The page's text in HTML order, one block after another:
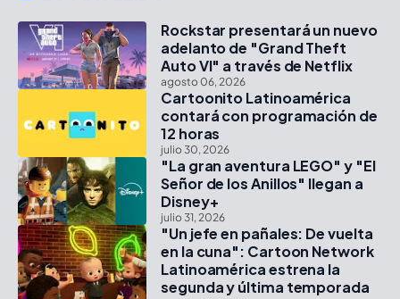
Rockstar presentará un nuevo
adelanto de "Grand Theft
Auto VI" a través de Netflix
agosto 06, 2026
Cartoonito Latinoamérica
contará con programación de
12 horas
julio 30, 2026
"La gran aventura LEGO" y "El
Señor de los Anillos" llegan a
Disney+
julio 31, 2026
"Un jefe en pañales: De vuelta
en la cuna": Cartoon Network
Latinoamérica estrena la
segunda y última temporada